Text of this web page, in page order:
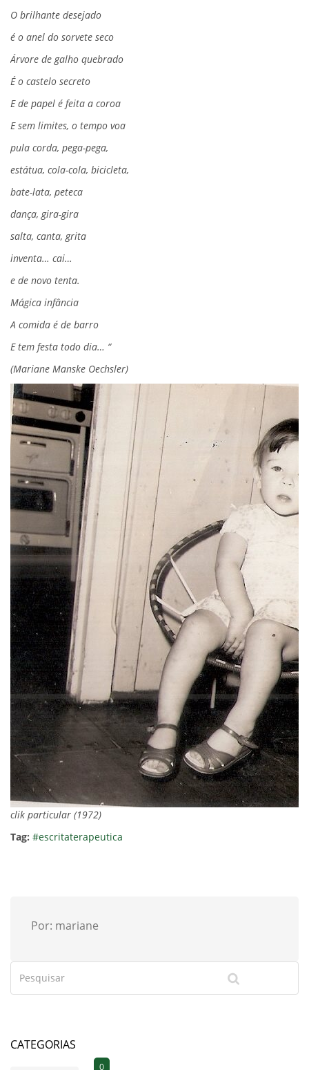
O brilhante desejado
é o anel do sorvete seco
Árvore de galho quebrado
É o castelo secreto
E de papel é feita a coroa
E sem limites, o tempo voa
pula corda, pega-pega,
estátua, cola-cola, bicicleta,
bate-lata, peteca
dança, gira-gira
salta, canta, grita
inventa… cai…
e de novo tenta.
Mágica infância
A comida é de barro
E tem festa todo dia… “
(Mariane Manske Oechsler)
clik particular (1972)
Tag: #escritaterapeutica
Por: mariane
CATEGORIAS
0